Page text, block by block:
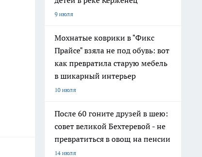
9 июля
Мохнатые коврики в "Фикс
Прайсе" взяла не под обувь: вот
как превратила старую мебель
в шикарный интерьер
10 июля
После 60 гоните друзей в шею:
совет великой Бехтеревой - не
превратиться в овощ на пенсии
14 июля